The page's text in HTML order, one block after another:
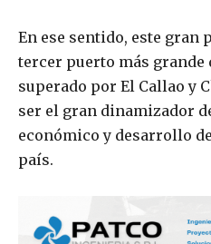
En ese sentido, este gran
tercer puerto más grande
superado por El Callao y
ser el gran dinamizador
económico y desarrollo
país.